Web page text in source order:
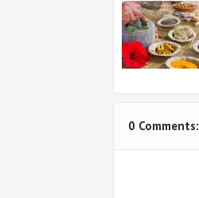
0 Comments: